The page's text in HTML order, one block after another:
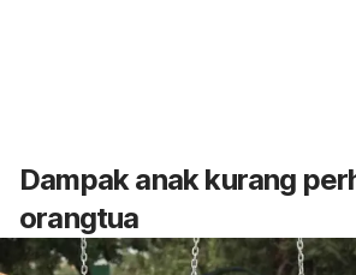
Dampak anak kurang
orangtua